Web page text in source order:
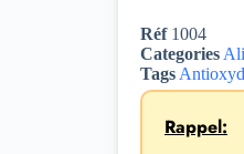
Réf 1004
Categories
Tags
Rappel: